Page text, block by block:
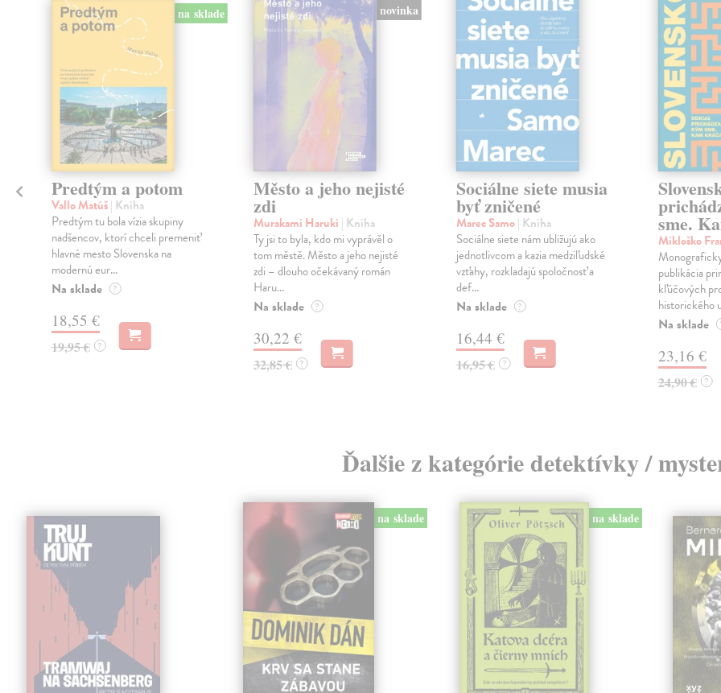
na sklade
Predtým a potom
Vallo Matúš| Kniha
Predtým tu bola vízia skupiny
nadšencov, ktorí chceli premeniť
hlavné mesto Slovenska na
modernú eur...
Na sklade ?
18,55 €
19,95 € ?
novinka
Město a jeho nejisté
zdi
Murakami Haruki | Kniha
Ty jsi to byla, kdo mi vyprávěl o
tom městě. Město a jeho nejisté
zdi – dlouho očekávaný román
Haru...
Na sklade ?
30,22 €
32,85 € ?
Sociálne siete musia
byť zničené
Marec Samo| Kniha
Sociálne siete nám ubližujú ako
jednotlivcom a kazia medziľudské
vzťahy, rozkladajú spoločnosť a
def...
Na sklade ?
16,44 €
16,95 € ?
sme.
Mikloško
publikácia
kľúčových
historického
Na sklade
23,16 €
24,90 € ?
Ďalšie z kategórie detektívky /
na sklade na sklade